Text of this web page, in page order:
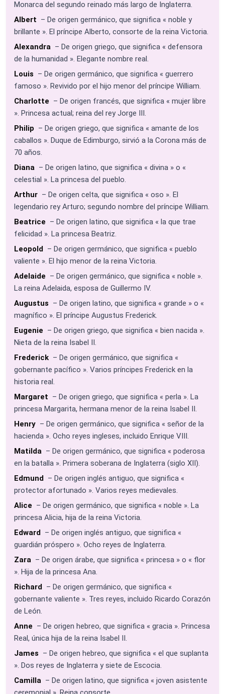
Monarca del segundo reinado más largo de Inglaterra.
Albert – De origen germánico, que significa « noble y
brillante ». El príncipe Alberto, consorte de la reina Victoria.
Alexandra – De origen griego, que significa « defensora
de la humanidad ». Elegante nombre real.
Louis – De origen germánico, que significa « guerrero
famoso ». Revivido por el hijo menor del príncipe William.
Charlotte – De origen francés, que significa « mujer libre
». Princesa actual; reina del rey Jorge III.
Philip – De origen griego, que significa « amante de los
caballos ». Duque de Edimburgo, sirvió a la Corona más de
70 años.
Diana – De origen latino, que significa « divina » o «
celestial ». La princesa del pueblo.
Arthur – De origen celta, que significa « oso ». El
legendario rey Arturo; segundo nombre del príncipe William.
Beatrice – De origen latino, que significa « la que trae
felicidad ». La princesa Beatriz.
Leopold – De origen germánico, que significa « pueblo
valiente ». El hijo menor de la reina Victoria.
Adelaide – De origen germánico, que significa « noble ».
La reina Adelaida, esposa de Guillermo IV.
Augustus – De origen latino, que significa « grande » o «
magnífico ». El príncipe Augustus Frederick.
Eugenie – De origen griego, que significa « bien nacida ».
Nieta de la reina Isabel II.
Frederick – De origen germánico, que significa «
gobernante pacífico ». Varios príncipes Frederick en la
historia real.
Margaret – De origen griego, que significa « perla ». La
princesa Margarita, hermana menor de la reina Isabel II.
Henry – De origen germánico, que significa « señor de la
hacienda ». Ocho reyes ingleses, incluido Enrique VIII.
Matilda – De origen germánico, que significa « poderosa
en la batalla ». Primera soberana de Inglaterra (siglo XII).
Edmund – De origen inglés antiguo, que significa «
protector afortunado ». Varios reyes medievales.
Alice – De origen germánico, que significa « noble ». La
princesa Alicia, hija de la reina Victoria.
Edward – De origen inglés antiguo, que significa «
guardián próspero ». Ocho reyes de Inglaterra.
Zara – De origen árabe, que significa « princesa » o « flor
». Hija de la princesa Ana.
Richard – De origen germánico, que significa «
gobernante valiente ». Tres reyes, incluido Ricardo Corazón
de León.
Anne – De origen hebreo, que significa « gracia ». Princesa
Real, única hija de la reina Isabel II.
James – De origen hebreo, que significa « el que suplanta
». Dos reyes de Inglaterra y siete de Escocia.
Camilla – De origen latino, que significa « joven asistente